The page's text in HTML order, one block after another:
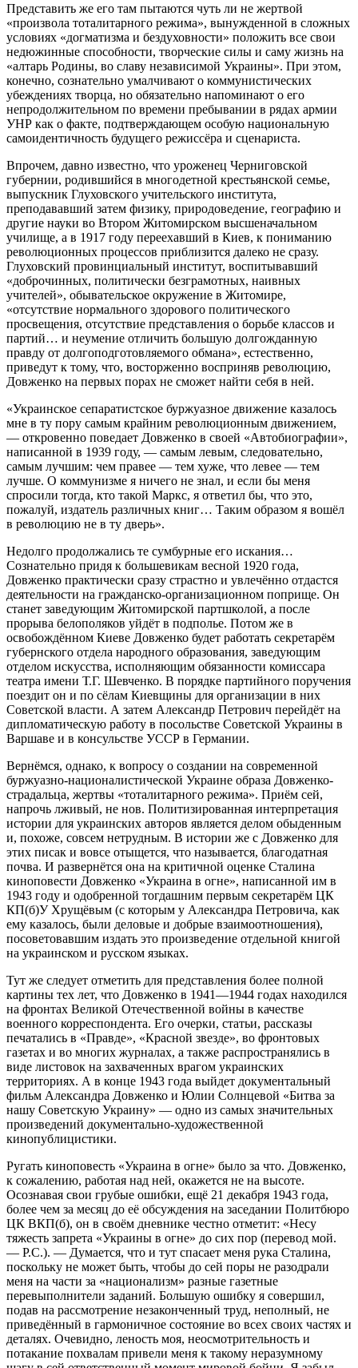
Представить же его там пытаются чуть ли не жертвой
«произвола тоталитарного режима», вынужденной в сложных
условиях «догматизма и бездуховности» положить все свои
недюжинные способности, творческие силы и саму жизнь на
«алтарь Родины, во славу независимой Украины». При этом,
конечно, сознательно умалчивают о коммунистических
убеждениях творца, но обязательно напоминают о его
непродолжительном по времени пребывании в рядах армии
УНР как о факте, подтверждающем особую национальную
самоидентичность будущего режиссёра и сценариста.
Впрочем, давно известно, что уроженец Черниговской
губернии, родившийся в многодетной крестьянской семье,
выпускник Глуховского учительского института,
преподававший затем физику, природоведение, географию и
другие науки во Втором Житомирском высшеначальном
училище, а в 1917 году переехавший в Киев, к пониманию
революционных процессов приблизится далеко не сразу.
Глуховский провинциальный институт, воспитывавший
«доброчинных, политически безграмотных, наивных
учителей», обывательское окружение в Житомире,
«отсутствие нормального здорового политического
просвещения, отсутствие представления о борьбе классов и
партий… и неумение отличить большую долгожданную
правду от долгоподготовляемого обмана», естественно,
приведут к тому, что, восторженно восприняв революцию,
Довженко на первых порах не сможет найти себя в ней.
«Украинское сепаратистское буржуазное движение казалось
мне в ту пору самым крайним революционным движением,
— откровенно поведает Довженко в своей «Автобиографии»,
написанной в 1939 году, — самым левым, следовательно,
самым лучшим: чем правее — тем хуже, что левее — тем
лучше. О коммунизме я ничего не знал, и если бы меня
спросили тогда, кто такой Маркс, я ответил бы, что это,
пожалуй, издатель различных книг… Таким образом я вошёл
в революцию не в ту дверь».
Недолго продолжались те сумбурные его искания…
Сознательно придя к большевикам весной 1920 года,
Довженко практически сразу страстно и увлечённо отдастся
деятельности на гражданско-организационном поприще. Он
станет заведующим Житомирской партшколой, а после
прорыва белополяков уйдёт в подполье. Потом же в
освобождённом Киеве Довженко будет работать секретарём
губернского отдела народного образования, заведующим
отделом искусства, исполняющим обязанности комиссара
театра имени Т.Г. Шевченко. В порядке партийного поручения
поездит он и по сёлам Киевщины для организации в них
Советской власти. А затем Александр Петрович перейдёт на
дипломатическую работу в посольстве Советской Украины в
Варшаве и в консульстве УССР в Германии.
Вернёмся, однако, к вопросу о создании на современной
буржуазно-националистической Украине образа Довженко-
страдальца, жертвы «тоталитарного режима». Приём сей,
напрочь лживый, не нов. Политизированная интерпретация
истории для украинских авторов является делом обыденным
и, похоже, совсем нетрудным. В истории же с Довженко для
этих писак и вовсе отыщется, что называется, благодатная
почва. И развернётся она на критичной оценке Сталина
киноповести Довженко «Украина в огне», написанной им в
1943 году и одобренной тогдашним первым секретарём ЦК
КП(б)У Хрущёвым (с которым у Александра Петровича, как
ему казалось, были деловые и добрые взаимоотношения),
посоветовавшим издать это произведение отдельной книгой
на украинском и русском языках.
Тут же следует отметить для представления более полной
картины тех лет, что Довженко в 1941—1944 годах находился
на фронтах Великой Отечественной войны в качестве
военного корреспондента. Его очерки, статьи, рассказы
печатались в «Правде», «Красной звезде», во фронтовых
газетах и во многих журналах, а также распространялись в
виде листовок на захваченных врагом украинских
территориях. А в конце 1943 года выйдет документальный
фильм Александра Довженко и Юлии Солнцевой «Битва за
нашу Советскую Украину» — одно из самых значительных
произведений документально-художественной
кинопублицистики.
Ругать киноповесть «Украина в огне» было за что. Довженко,
к сожалению, работая над ней, окажется не на высоте.
Осознавая свои грубые ошибки, ещё 21 декабря 1943 года,
более чем за месяц до её обсуждения на заседании Политбюро
ЦК ВКП(б), он в своём дневнике честно отметит: «Несу
тяжесть запрета «Украины в огне» до сих пор (перевод мой.
— Р.С.). — Думается, что и тут спасает меня рука Сталина,
поскольку не может быть, чтобы до сей поры не разодрали
меня на части за «национализм» разные газетные
перевыполнители заданий. Большую ошибку я совершил,
подав на рассмотрение незаконченный труд, неполный, не
приведённый в гармоничное состояние во всех своих частях и
деталях. Очевидно, леность моя, неосмотрительность и
потакание похвалам привели меня к такому неразумному